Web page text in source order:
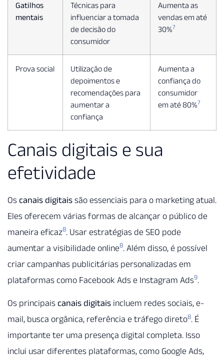
Gatilhos
mentais
Técnicas para
influenciar a tomada
de decisão do
consumidor
Aumenta as
vendas em até
30%7
Prova social
Utilização de
depoimentos e
recomendações para
aumentar a
confiança
Aumenta a
confiança do
consumidor
em até 80%7
Canais digitais e sua
efetividade
Os canais digitais são essenciais para o marketing atual.
Eles oferecem várias formas de alcançar o público de
maneira eficaz8. Usar estratégias de SEO pode
aumentar a visibilidade online8. Além disso, é possível
criar campanhas publicitárias personalizadas em
plataformas como Facebook Ads e Instagram Ads9.
Os principais canais digitais incluem redes sociais, e-
mail, busca orgânica, referência e tráfego direto8. É
importante ter uma presença digital completa. Isso
inclui usar diferentes plataformas, como Google Ads,